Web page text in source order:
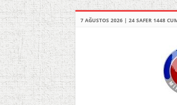
7 AĞUSTOS 2026 | 24 SAFER 1448